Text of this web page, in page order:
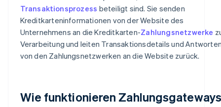
Transaktionsprozess beteiligt sind. Sie senden
Kreditkarteninformationen von der Website des
Unternehmens an die Kreditkarten-Zahlungsnetzwerke
Verarbeitung und leiten Transaktionsdetails und
von den Zahlungsnetzwerken an die Website zurück.
Wie funktionieren